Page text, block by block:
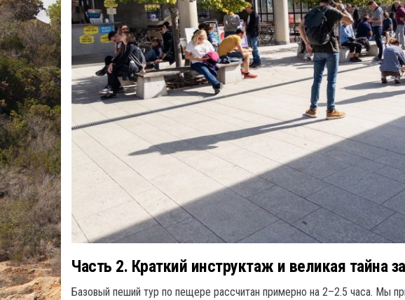
Часть 2. Краткий инструктаж и великая тайна
Базовый пеший тур по пещере рассчитан примерно на 2–2.5 часа. Мы